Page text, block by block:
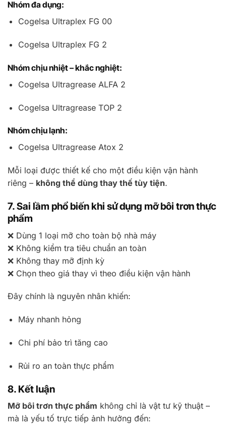
Nhóm đa dụng:
Cogelsa Ultraplex FG 00
Cogelsa Ultraplex FG 2
Nhóm chịu nhiệt – khắc nghiệt:
Cogelsa Ultragrease ALFA 2
Cogelsa Ultragrease TOP 2
Nhóm chịu lạnh:
Cogelsa Ultragrease Atox 2
Mỗi loại được thiết kế cho một điều kiện vận hành
riêng – không thể dùng thay thế tùy tiện.
7. Sai lầm phổ biến khi sử dụng mỡ bôi trơn thực
phẩm
❌ Dùng 1 loại mỡ cho toàn bộ nhà máy
❌ Không kiểm tra tiêu chuẩn an toàn
❌ Không thay mỡ định kỳ
❌ Chọn theo giá thay vì theo điều kiện vận hành
Đây chính là nguyên nhân khiến:
Máy nhanh hỏng
Chi phí bảo trì tăng cao
Rủi ro an toàn thực phẩm
8. Kết luận
Mỡ bôi trơn thực phẩm không chỉ là vật tư kỹ thuật –
mà là yếu tố trực tiếp ảnh hưởng đến: